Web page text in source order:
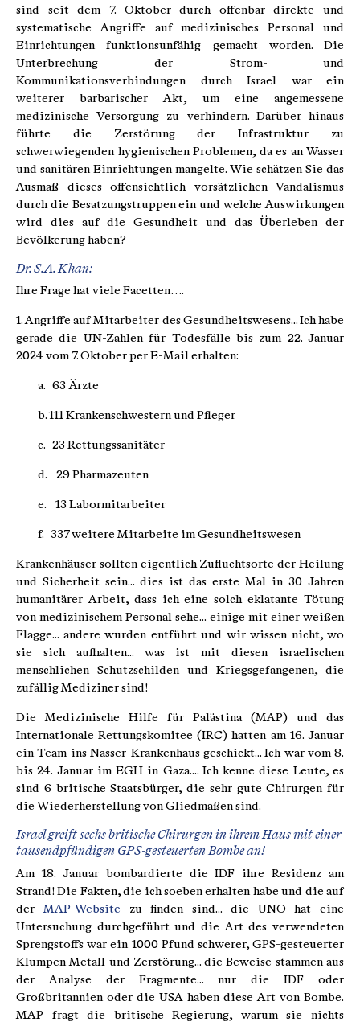
sind seit dem 7. Oktober durch offenbar direkte und
systematische Angriffe auf medizinisches Personal und
Einrichtungen funktionsunfähig gemacht worden. Die
Unterbrechung der Strom- und
Kommunikationsverbindungen durch Israel war ein
weiterer barbarischer Akt, um eine angemessene
medizinische Versorgung zu verhindern. Darüber hinaus
führte die Zerstörung der Infrastruktur zu
schwerwiegenden hygienischen Problemen, da es an Wasser
und sanitären Einrichtungen mangelte. Wie schätzen Sie das
Ausmaß dieses offensichtlich vorsätzlichen Vandalismus
durch die Besatzungstruppen ein und welche Auswirkungen
wird dies auf die Gesundheit und das Überleben der
Bevölkerung haben?
Dr. S.A. Khan:
Ihre Frage hat viele Facetten….
1. Angriffe auf Mitarbeiter des Gesundheitswesens... Ich habe
gerade die UN-Zahlen für Todesfälle bis zum 22. Januar
2024 vom 7. Oktober per E-Mail erhalten:
a. 63 Ärzte
b. 111 Krankenschwestern und Pfleger
c. 23 Rettungssanitäter
d. 29 Pharmazeuten
e. 13 Labormitarbeiter
f. 337 weitere Mitarbeite im Gesundheitswesen
Krankenhäuser sollten eigentlich Zufluchtsorte der Heilung
und Sicherheit sein... dies ist das erste Mal in 30 Jahren
humanitärer Arbeit, dass ich eine solch eklatante Tötung
von medizinischem Personal sehe... einige mit einer weißen
Flagge... andere wurden entführt und wir wissen nicht, wo
sie sich aufhalten... was ist mit diesen israelischen
menschlichen Schutzschilden und Kriegsgefangenen, die
zufällig Mediziner sind!
Die Medizinische Hilfe für Palästina (MAP) und das
Internationale Rettungskomitee (IRC) hatten am 16. Januar
ein Team ins Nasser-Krankenhaus geschickt... Ich war vom 8.
bis 24. Januar im EGH in Gaza.... Ich kenne diese Leute, es
sind 6 britische Staatsbürger, die sehr gute Chirurgen für
die Wiederherstellung von Gliedmaßen sind.
Israel greift sechs britische Chirurgen in ihrem Haus mit einer
tausendpfündigen GPS-gesteuerten Bombe an!
Am 18. Januar bombardierte die IDF ihre Residenz am
Strand! Die Fakten, die ich soeben erhalten habe und die auf
der MAP-Website zu finden sind... die UNO hat eine
Untersuchung durchgeführt und die Art des verwendeten
Sprengstoffs war ein 1000 Pfund schwerer, GPS-gesteuerter
Klumpen Metall und Zerstörung... die Beweise stammen aus
der Analyse der Fragmente... nur die IDF oder
Großbritannien oder die USA haben diese Art von Bombe.
MAP fragt die britische Regierung, warum sie nichts